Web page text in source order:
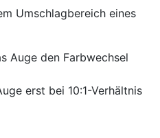
Umschlagbereich eines
Auge den Farbwechsel
erst bei 10:1-Verhältnis